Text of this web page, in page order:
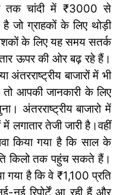
तक चांदी में ₹3000 से
ग्राहकों के लिए थोड़ी
के लिए यह समय सतर्क
ऊपर की ओर बढ़ रहे हैं।
बाजारों में भी
आपकी जानकारी के लिए
अंतरराष्ट्रीय बाजारो में
लगातार तेजी जारी है।वहीं
किया गया है कि साल के
किलो तक पहुंच सकते हैं।
गया है कि वे ₹1,100 प्रति